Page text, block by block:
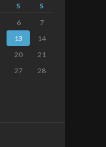
S
S
6
7
13
14
20
21
27
28